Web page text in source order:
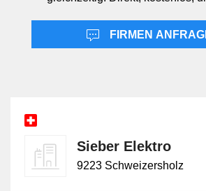
Netzzusatzaggregate sind von
Stromverteilern auf Baustellen klar zu
liegt der Schwerpunkt anders.
primär auf die Überbrückung eines
ausgelegt, während
Bauprovisorien vor allem zur temporären
FIRMEN
Sieber Elektro
9223 Schweizersholz